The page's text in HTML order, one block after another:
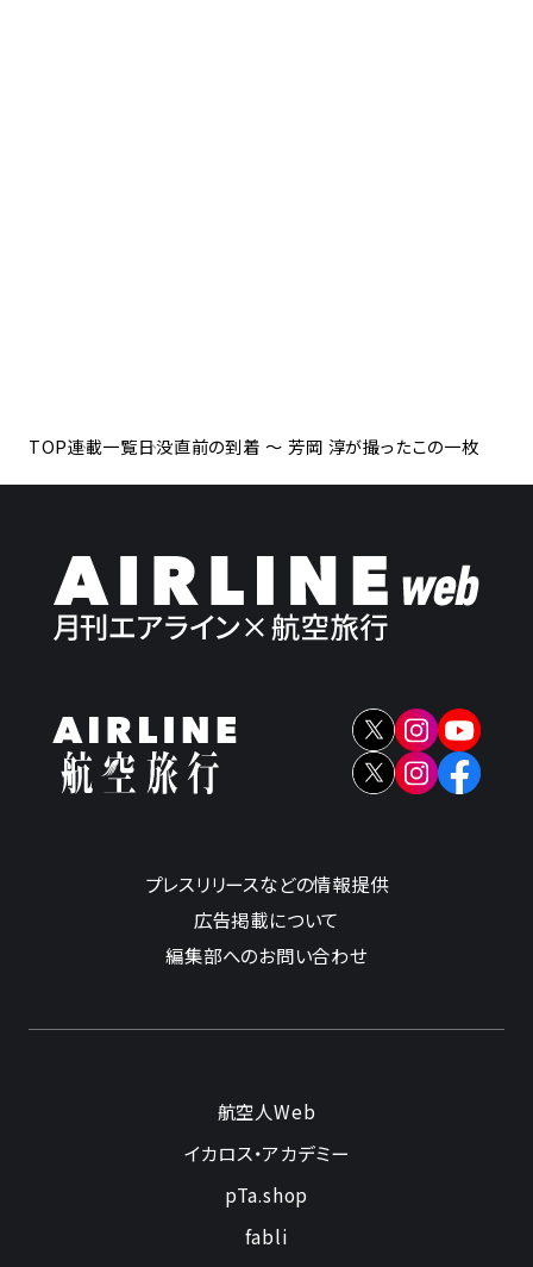
TOP連載一覧日没直前の到着 ～ 芳岡 淳が撮ったこの一枚
プレスリリースなどの情報提供
広告掲載について
編集部へのお問い合わせ
航空人Web
イカロス・アカデミー
pTa.shop
fabli